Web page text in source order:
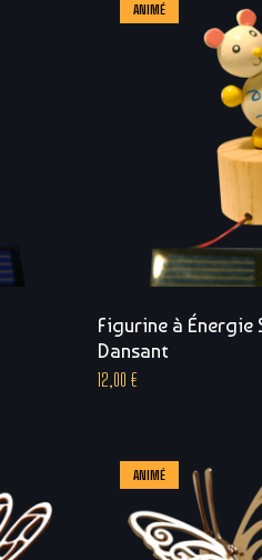
ANIMÉ
Figurine à
Dansant
12,00 €
ANIMÉ